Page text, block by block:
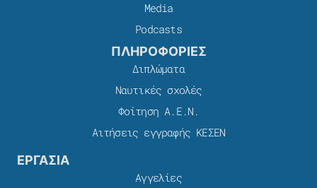
Media
Podcasts
ΠΛΗΡΟΦΟΡΙΕΣ
Διπλώματα
Ναυτικές σχολές
Φοίτηση Α.Ε.Ν.
Αιτήσεις εγγραφής ΚΕΣΕΝ
ΕΡΓΑΣΙΑ
Αγγελίες